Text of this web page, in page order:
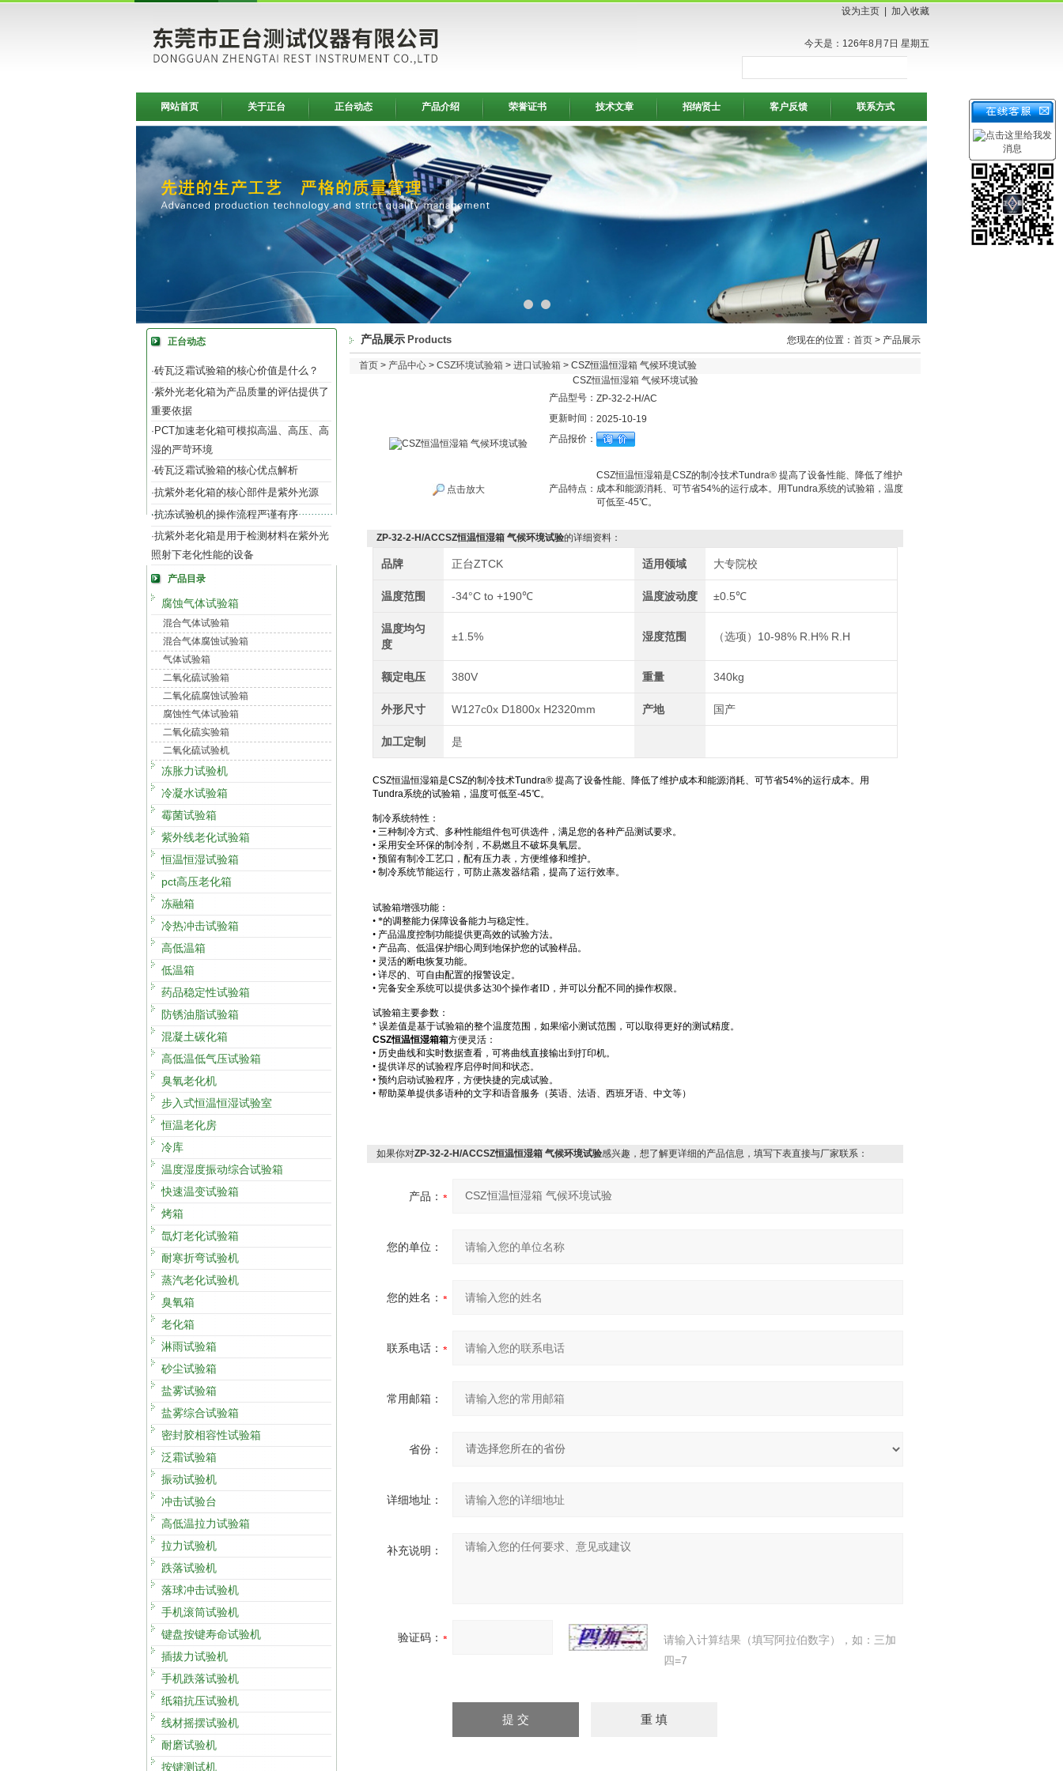
设为主页| 加入收藏
今天是：126年8月7日 星期五
网站首页 关于正台 正台动态 产品介绍 荣誉证书 技术文章 招纳贤士 客户反馈 联系方式
正台动态
·砖瓦泛霜试验箱的核心价值是什么？
·紫外光老化箱为产品质量的评估提供了
重要依据
· PCT加速老化箱可模拟高温、高压、高
湿的严苛环境
·砖瓦泛霜试验箱的核心优点解析
·抗紫外老化箱的核心部件是紫外光源
·抗冻试验机的操作流程严谨有序
·抗紫外老化箱是用于检测材料在紫外光
照射下老化性能的设备
产品目录
腐蚀气体试验箱
混合气体试验箱
混合气体腐蚀试验箱
气体试验箱
二氧化硫试验箱
二氧化硫腐蚀试验箱
腐蚀性气体试验箱
二氧化硫实验箱
二氧化硫试验机
冻胀力试验机
冷凝水试验箱
霉菌试验箱
紫外线老化试验箱
恒温恒湿试验箱
pct高压老化箱
冻融箱
冷热冲击试验箱
高低温箱
低温箱
药品稳定性试验箱
防锈油脂试验箱
混凝土碳化箱
高低温低气压试验箱
臭氧老化机
步入式恒温恒湿试验室
恒温老化房
冷库
温度湿度振动综合试验箱
快速温变试验箱
烤箱
氙灯老化试验箱
耐寒折弯试验机
蒸汽老化试验机
臭氧箱
老化箱
淋雨试验箱
砂尘试验箱
盐雾试验箱
盐雾综合试验箱
密封胶相容性试验箱
泛霜试验箱
振动试验机
冲击试验台
高低温拉力试验箱
拉力试验机
跌落试验机
落球冲击试验机
手机滚筒试验机
键盘按键寿命试验机
插拔力试验机
手机跌落试验机
纸箱抗压试验机
线材摇摆试验机
耐磨试验机
按键测试机
产品展示 Products 您现在的位置： 首页 > 产品展示
首页 > 产品中心 > CSZ环境试验箱 > 进口试验箱 > CSZ恒温恒湿箱 气候环境试验
CSZ恒温恒湿箱 气候环境试验
点击放大
产品型号： ZP-32-2-H/AC
更新时间： 2025-10-19
产品报价：
产品特点：
CSZ恒温恒湿箱是CSZ的制冷技术Tundra® 提高了设备性能、降低了维护
成本和能源消耗、可节省54%的运行成本。用Tundra系统的试验箱，温度
可低至-45℃。
ZP-32-2-H/ACCSZ恒温恒湿箱 气候环境试验的详细资料：
品牌 正台ZTCK 适用领域 大专院校
温度范围 -34°C to +190℃ 温度波动度 ±0.5℃
温度均匀
度
±1.5% 湿度范围 （选项）10-98% R.H% R.H
额定电压 380V 重量 340kg
外形尺寸 W127c0x D1800x H2320mm 产地 国产
加工定制 是
CSZ恒温恒湿箱是CSZ的制冷技术Tundra® 提高了设备性能、降低了维护成本和能源消耗、可节省54%的运行成本。用
Tundra系统的试验箱，温度可低至-45℃。
制冷系统特性：
• 三种制冷方式、多种性能组件包可供选件，满足您的各种产品测试要求。
• 采用安全环保的制冷剂，不易燃且不破坏臭氧层。
• 预留有制冷工艺口，配有压力表，方便维修和维护。
• 制冷系统节能运行，可防止蒸发器结霜，提高了运行效率。
试验箱增强功能：
• *的调整能力保障设备能力与稳定性。
• 产品温度控制功能提供更高效的试验方法。
• 产品高、低温保护细心周到地保护您的试验样品。
• 灵活的断电恢复功能。
• 详尽的、可自由配置的报警设定。
• 完备安全系统可以提供多达30个操作者ID，并可以分配不同的操作权限。
试验箱主要参数：
* 误差值是基于试验箱的整个温度范围，如果缩小测试范围，可以取得更好的测试精度。
CSZ恒温恒湿箱箱方便灵活：
• 历史曲线和实时数据查看，可将曲线直接输出到打印机。
• 提供详尽的试验程序启停时间和状态。
• 预约启动试验程序，方便快捷的完成试验。
• 帮助菜单提供多语种的文字和语音服务（英语、法语、西班牙语、中文等）
如果你对ZP-32-2-H/ACCSZ恒温恒湿箱 气候环境试验感兴趣，想了解更详细的产品信息，填写下表直接与厂家联系：
产品：
您的单位：
您的姓名：
联系电话：
常用邮箱：
省份：
详细地址：
补充说明：
验证码：
请输入计算结果（填写阿拉伯数字），如：三加
四=7